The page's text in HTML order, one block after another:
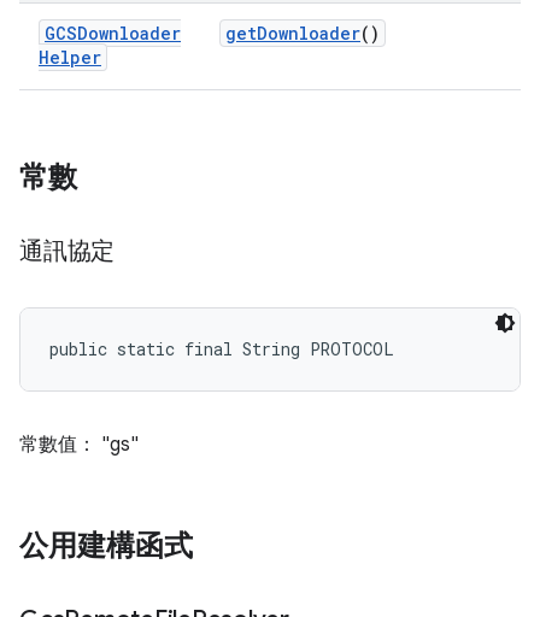
GCSDownloader
Helper
getDownloader()
常數
通訊協定
public static final String PROTOCOL
常數值： "gs"
公用建構函式